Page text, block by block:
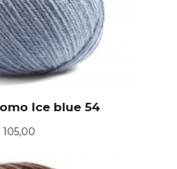
Ice blue 54
Pris
105,00